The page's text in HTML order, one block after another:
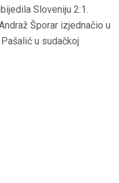
Sloveniju 2:1.
Šporar izjednačio u
u sudačkoj